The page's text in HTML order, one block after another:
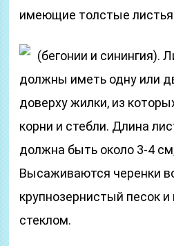
имеющие толстые листья
(бегонии и синингия).
должны иметь одну или
доверху жилки, из
корни и стебли. Длина
должна быть около 3-4
Высаживаются черенки
крупнозернистый песок
стеклом.